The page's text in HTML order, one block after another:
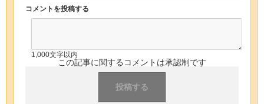
コメントを投稿する
1,000文字以内
この記事に関するコメントは承認制です